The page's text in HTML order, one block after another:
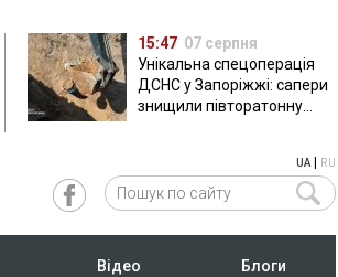
15:47 07 серпня
Унікальна спецоперація
ДСНС у Запоріжжі: сапери
знищили півторатонну
UA| RU
Відео Блоги